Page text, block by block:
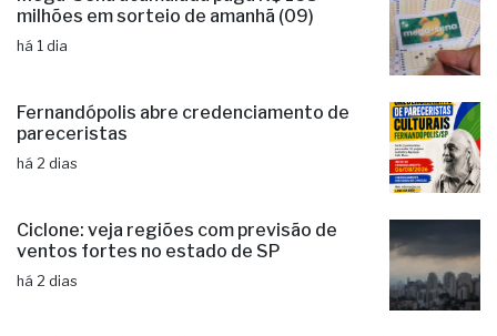
milhões em sorteio de amanhã (09)
há 1 dia
Fernandópolis abre credenciamento de
pareceristas
há 2 dias
Ciclone: veja regiões com previsão de
ventos fortes no estado de SP
há 2 dias